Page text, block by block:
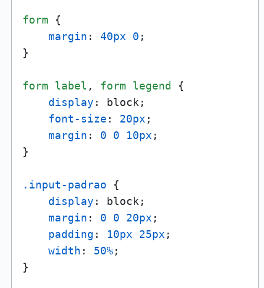
form {
margin : 40px 0 ;
}
form label , form legend
{
display : block;
font-size : 20px ;
margin : 0 0 10px ;
}
.input-padrao {
display : block;
margin : 0 0 20px ;
padding : 10px 25px ;
width : 50%;
}